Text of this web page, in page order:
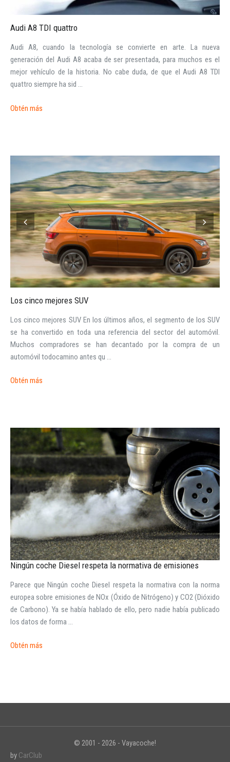
Audi A8 TDI quattro
Audi A8, cuando la tecnología se convierte en arte. La nueva
generación del Audi A8 acaba de ser presentada, para muchos es el
mejor vehículo de la historia. No cabe duda, de que el Audi A8 TDI
quattro siempre ha sid ...
Obtén más
Los cinco mejores SUV
Los cinco mejores SUV En los últimos años, el segmento de los SUV
se ha convertido en toda una referencia del sector del automóvil.
Muchos compradores se han decantado por la compra de un
automóvil todocamino antes qu ...
Obtén más
Ningún coche Diesel respeta la normativa de emisiones
Parece que Ningún coche Diesel respeta la normativa con la norma
europea sobre emisiones de NOx (Óxido de Nitrógeno) y CO2 (Dióxido
de Carbono). Ya se había hablado de ello, pero nadie había publicado
los datos de forma ...
Obtén más
© 2001 - 2026 - Vayacoche!
by CarClub